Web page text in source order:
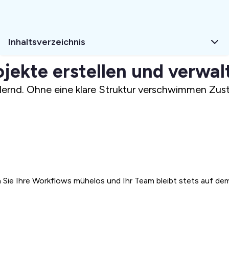
Inhaltsverzeichnis
erstellen und
Ohne eine klare Struktur verschwimmen
Ihre Workflows mühelos und Ihr Team bleibt stets auf